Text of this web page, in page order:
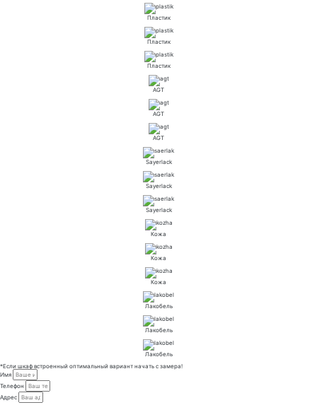
Пластик
Пластик
Пластик
AGT
AGT
AGT
Sayerlack
Sayerlack
Sayerlack
Кожа
Кожа
Кожа
Лакобель
Лакобель
Лакобель
*Если шкаф встроенный оптимальный вариант начать с замера!
Имя
Телефон
Адрес